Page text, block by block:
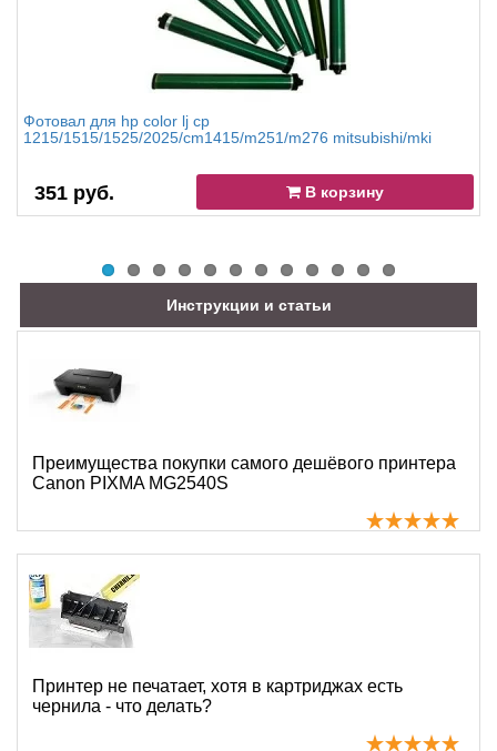
Фотовал для hp color lj cp
1215/1515/1525/2025/cm1415/m251/m276 mitsubishi/mki
351 руб. В корзину
Инструкции и статьи
Преимущества покупки самого дешёвого принтера
Canon PIXMA MG2540S
Принтер не печатает, хотя в картриджах есть
чернила - что делать?